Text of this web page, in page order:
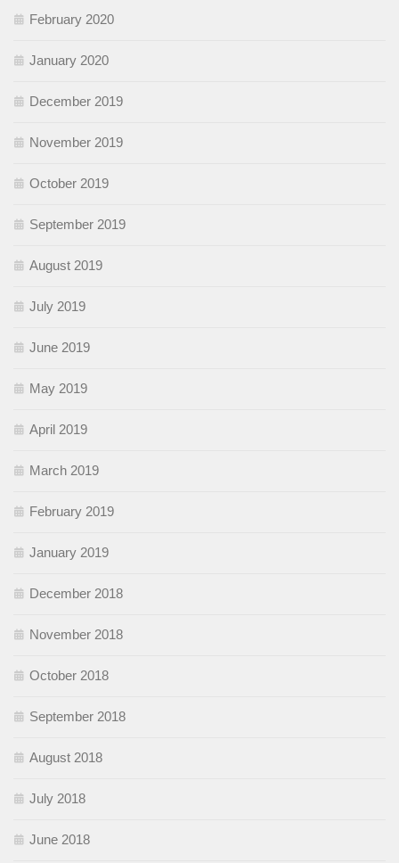
February 2020
January 2020
December 2019
November 2019
October 2019
September 2019
August 2019
July 2019
June 2019
May 2019
April 2019
March 2019
February 2019
January 2019
December 2018
November 2018
October 2018
September 2018
August 2018
July 2018
June 2018